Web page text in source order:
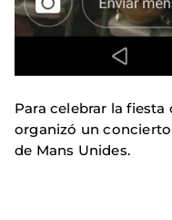
Para celebrar la
organizó un
de Mans Unides.